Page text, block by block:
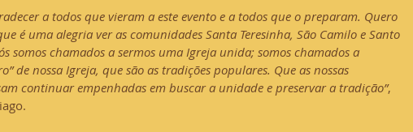
a todos que vieram a este evento e a todos que o preparam. Quero
é uma alegria ver as comunidades Santa Teresinha, São Camilo e Santo
somos chamados a sermos uma Igreja unida; somos chamados a
de nossa Igreja, que são as tradições populares. Que as nossas
continuar empenhadas em buscar a unidade e preservar a tradição”,